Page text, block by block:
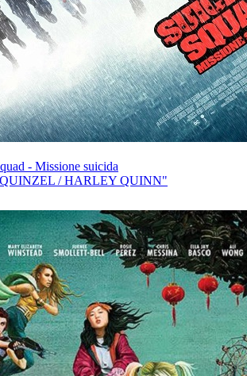
- Missione suicida
/ HARLEY QUINN"